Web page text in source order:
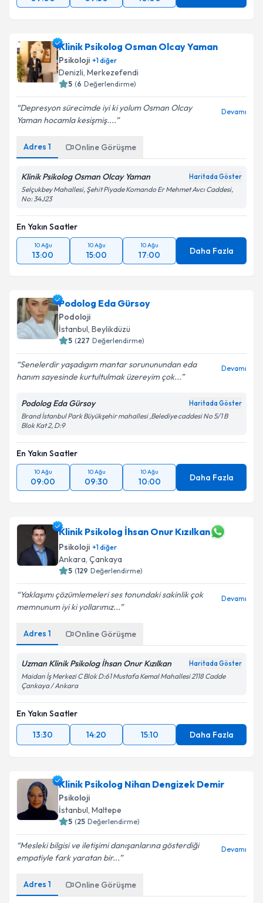
Klinik Psikolog Osman Olcay Yaman
Psikoloji +1diğer
Denizli, Merkezefendi
5 (6 Değerlendirme)
Depresyon sürecimde iyi ki yolum Osman Olcay
Yaman hocamla kesişmiş....
Devamı
Adres 1 Online Görüşme
Klinik Psikolog Osman Olcay Yaman Haritada Göster
Selçukbey Mahallesi, Şehit Piyade Komando Er Mehmet Avcı Caddesi,
No: 34J23
En Yakın Saatler
10 Ağu
13:00
10 Ağu
15:00
10 Ağu
17:00 Daha Fazla
Podolog Eda Gürsoy
Podoloji
İstanbul, Beylikdüzü
5 (227 Değerlendirme)
Senelerdir yaşadıgım mantar sorununundan eda
hanım sayesinde kurtultulmak üzereyim çok...
Devamı
Podolog Eda Gürsoy Haritada Göster
Brand İstanbul Park Büyükşehir mahallesi ,Belediye caddesi No 5/1 B
Blok Kat 2, D:9
En Yakın Saatler
10 Ağu
09:00
10 Ağu
09:30
10 Ağu
10:00 Daha Fazla
Klinik Psikolog İhsan Onur Kızılkan
Psikoloji +1diğer
Ankara, Çankaya
5 (129 Değerlendirme)
Yaklaşımı çözümlemeleri ses tonundaki sakinlik çok
memnunum iyi ki yollarımız...
Devamı
Adres 1 Online Görüşme
Uzman Klinik Psikolog İhsan Onur Kızılkan Haritada Göster
Maidan İş Merkezi C Blok D:61 Mustafa Kemal Mahallesi 2118 Cadde
Çankaya / Ankara
En Yakın Saatler
13:30
14:20 15:10 Daha Fazla
Klinik Psikolog Nihan Dengizek Demir
Psikoloji
İstanbul, Maltepe
5 (25 Değerlendirme)
Mesleki bilgisi ve iletişimi danışanlarına gösterdiği
empatiyle fark yaratan bir...
Devamı
Adres 1 Online Görüşme